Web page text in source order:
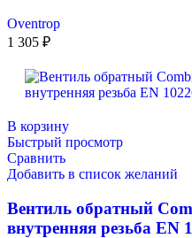
Oventrop
1 305 ₽
В корзину
Быстрый просмотр
Сравнить
Добавить в список желаний
Вентиль обратный
внутренняя резьба